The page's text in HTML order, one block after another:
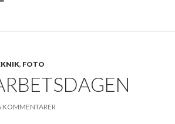
, FOTO
KOMMENTARER